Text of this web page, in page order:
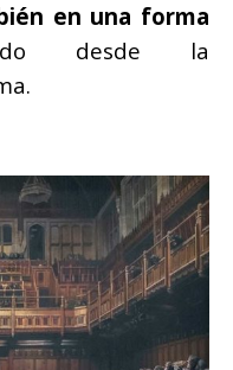
en una forma
desde la